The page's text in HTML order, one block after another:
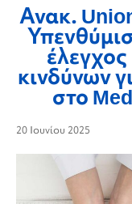
Ανακ.
κινδύνων
στο
20 Ιουνίου 2025